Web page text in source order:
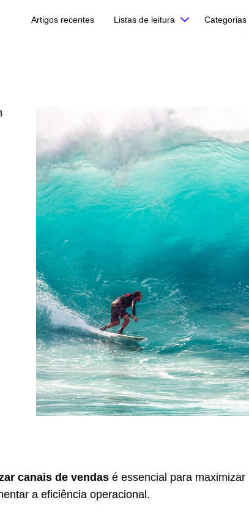
Artigos recentes Listas de leitura Categorias
canais de vendas é essencial para maximizar
a eficiência operacional.